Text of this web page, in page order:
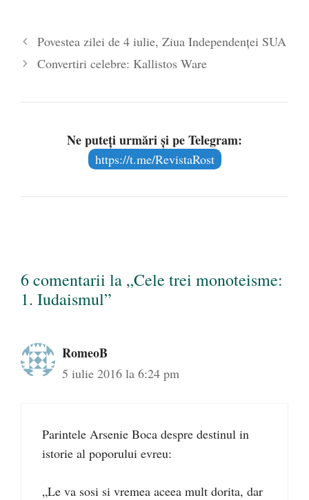
Povestea zilei de 4 iulie, Ziua Independenței SUA
Convertiri celebre: Kallistos Ware
Ne puteți urmări și pe Telegram:
https://t.me/RevistaRost
6 comentarii la „Cele trei monoteisme:
1. Iudaismul”
RomeoB
5 iulie 2016 la 6:24 pm
Parintele Arsenie Boca despre destinul in
istorie al poporului evreu:
„Le va sosi si vremea aceea mult dorita, dar